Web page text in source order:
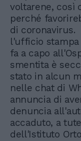
voltarene, così
perché
di coronavirus.
l'ufficio stampa
fa a capo
smentita è
stato in alcun
nelle chat di
annuncia di
denuncia
accaduto, a
dell'Istituto